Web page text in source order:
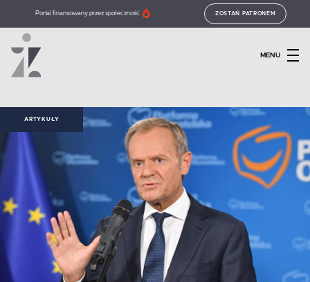
Portal finansowany przez społeczność ZOSTAŃ PATRONEM
MENU
ARTYKUŁY